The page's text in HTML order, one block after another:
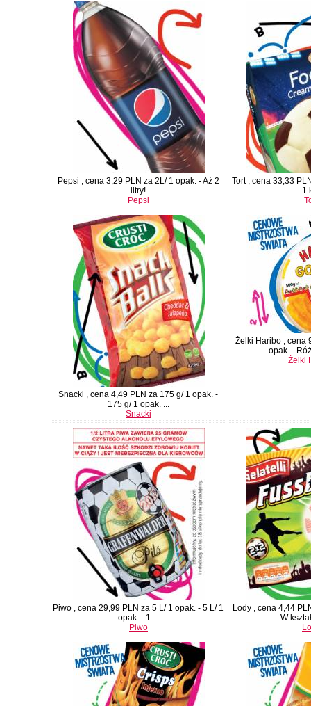
Pepsi , cena 3,29 PLN za 2L/ 1 opak. - Aż 2
litry!
Pepsi
Tort , cena 33,33
1
Snacki , cena 4,49 PLN za 175 g/ 1 opak. -
175 g/ 1 opak. ...
Snacki
Żelki Haribo , cena
opak. -
Żelki
Piwo , cena 29,99 PLN za 5 L/ 1 opak. - 5 L/ 1
opak. - 1 ...
Piwo
Lody , cena 4,44
W